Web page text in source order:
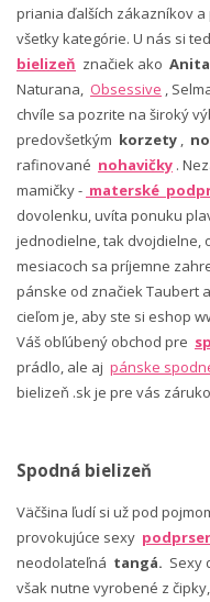
priania ďalších zákazníkov
všetky kategórie. U nás si
bielizeň značiek ako Anita
Naturana, Obsessive ,
chvíle sa pozrite na široký
predovšetkým korzety ,
rafinované nohavičky .
mamičky - materské
dovolenku, uvíta ponuku
jednodielne, tak dvojdielne,
mesiacoch sa príjemne
pánske od značiek Taubert
cieľom je, aby ste si eshop
Váš obľúbený obchod pre
prádlo, ale aj pánske
bielizeň .sk je pre vás
Spodná bielizeň
Väčšina ľudí si už pod
provokujúce sexy
neodolateľná tangá. Sexy
však nutne vyrobené z